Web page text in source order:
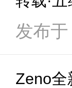
发布
Zeno全